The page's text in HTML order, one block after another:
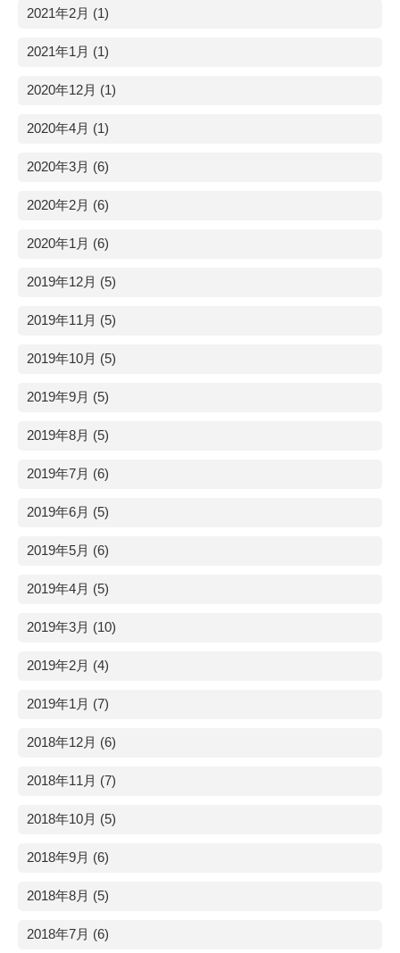
2021年2月 (1)
2021年1月 (1)
2020年12月 (1)
2020年4月 (1)
2020年3月 (6)
2020年2月 (6)
2020年1月 (6)
2019年12月 (5)
2019年11月 (5)
2019年10月 (5)
2019年9月 (5)
2019年8月 (5)
2019年7月 (6)
2019年6月 (5)
2019年5月 (6)
2019年4月 (5)
2019年3月 (10)
2019年2月 (4)
2019年1月 (7)
2018年12月 (6)
2018年11月 (7)
2018年10月 (5)
2018年9月 (6)
2018年8月 (5)
2018年7月 (6)